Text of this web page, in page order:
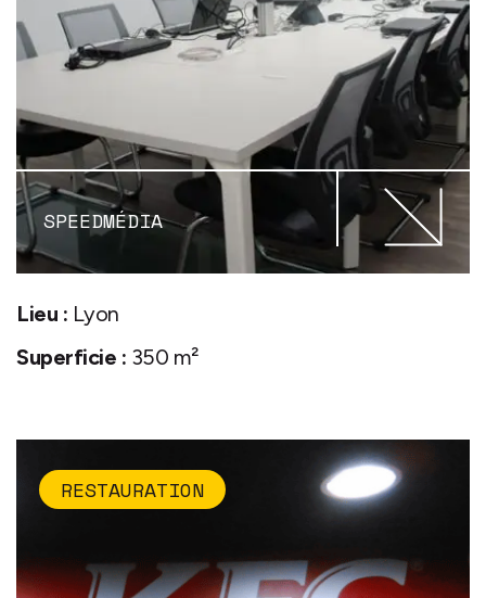
SPEEDMÉDIA
Lieu : Lyon
Superficie : 350 m²
RESTAURATION